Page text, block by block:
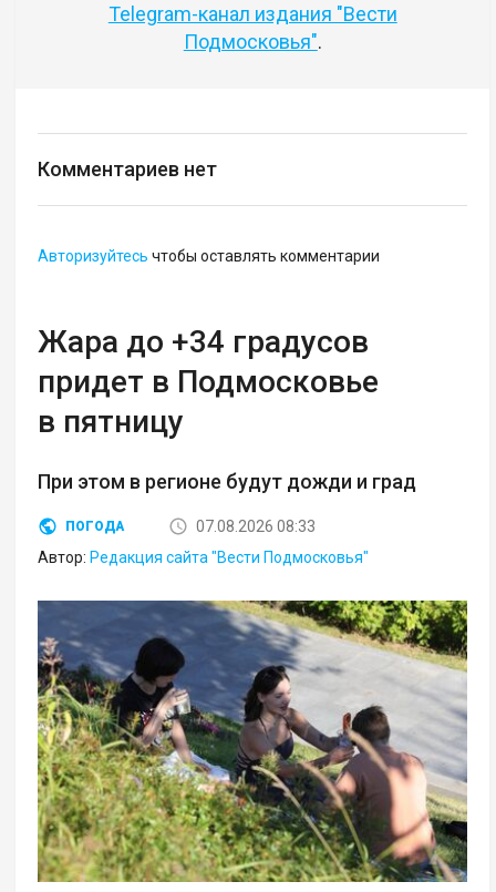
Telegram-канал издания "Вести
Подмосковья".
Комментариев нет
Авторизуйтесь чтобы оставлять комментарии
Жара до +34 градусов
придет в Подмосковье
в пятницу
При этом в регионе будут дожди и град
ПОГОДА
07.08.2026 08:33
Автор: Редакция сайта "Вести Подмосковья"